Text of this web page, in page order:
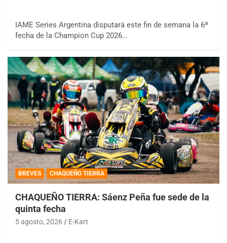
IAME Series Argentina disputará este fin de semana la 6ª
fecha de la Champion Cup 2026…
BREVES CHAQUEÑO TIERRA
CHAQUEÑO TIERRA: Sáenz Peña fue sede de la
quinta fecha
5 agosto, 2026 E-Kart